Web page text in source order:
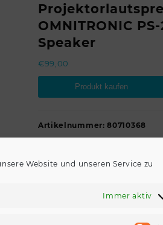
Website und unseren Service zu
Immer aktiv
OMNITRONIC
Speaker
€99,00
Produkt kaufen
Artikelnummer:80710368